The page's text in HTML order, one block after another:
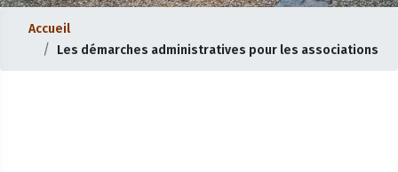
Accueil
Les démarches administratives pour les associations